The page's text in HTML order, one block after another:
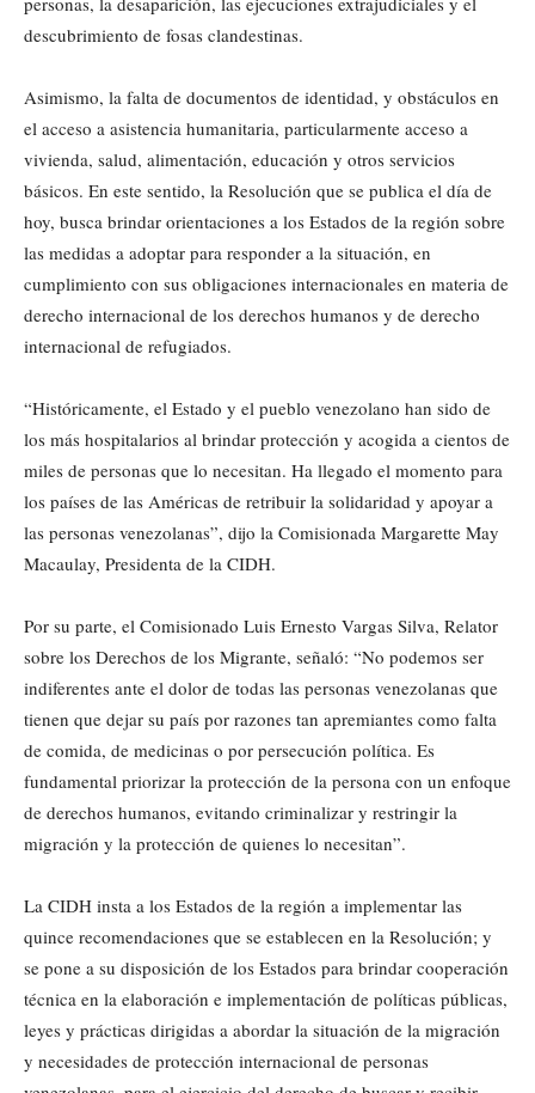
descubrimiento de fosas clandestinas.
Asimismo, la falta de documentos de identidad, y obstáculos en
el acceso a asistencia humanitaria, particularmente acceso a
vivienda, salud, alimentación, educación y otros servicios
básicos. En este sentido, la Resolución que se publica el día de
hoy, busca brindar orientaciones a los Estados de la región sobre
las medidas a adoptar para responder a la situación, en
cumplimiento con sus obligaciones internacionales en materia de
derecho internacional de los derechos humanos y de derecho
internacional de refugiados.
“Históricamente, el Estado y el pueblo venezolano han sido de
los más hospitalarios al brindar protección y acogida a cientos de
miles de personas que lo necesitan. Ha llegado el momento para
los países de las Américas de retribuir la solidaridad y apoyar a
las personas venezolanas”, dijo la Comisionada Margarette May
Macaulay, Presidenta de la CIDH.
Por su parte, el Comisionado Luis Ernesto Vargas Silva, Relator
sobre los Derechos de los Migrante, señaló: “No podemos ser
indiferentes ante el dolor de todas las personas venezolanas que
tienen que dejar su país por razones tan apremiantes como falta
de comida, de medicinas o por persecución política. Es
fundamental priorizar la protección de la persona con un enfoque
de derechos humanos, evitando criminalizar y restringir la
migración y la protección de quienes lo necesitan”.
La CIDH insta a los Estados de la región a implementar las
quince recomendaciones que se establecen en la Resolución; y
se pone a su disposición de los Estados para brindar cooperación
técnica en la elaboración e implementación de políticas públicas,
leyes y prácticas dirigidas a abordar la situación de la migración
y necesidades de protección internacional de personas